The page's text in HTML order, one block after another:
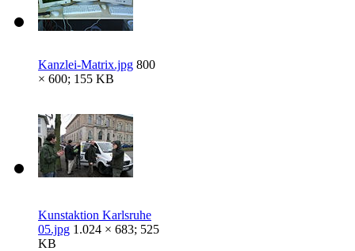
Kanzlei-Matrix.jpg 800
× 600; 155 KB
Kunstaktion Karlsruhe
05.jpg 1.024 × 683; 525
KB